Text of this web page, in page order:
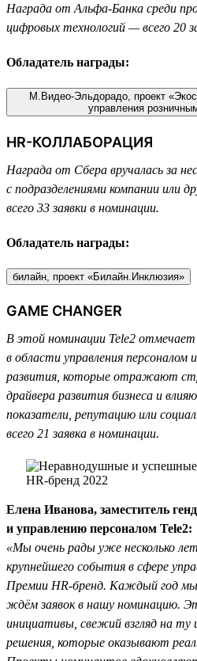
Награда от Альфа-Банка среди
цифровых технологий — всего 20
Обладатель награды:
М.Видео-Эльдорадо, проект
управления
HR-КОЛЛАБОРАЦИЯ
Награда от Сбера вручалась за
с подразделениями компании или
всего 33 заявки в номинации.
Обладатель награды:
билайн, проект «Билайн.Инклюзия»
GAME CHANGER
В этой номинации Tele2
в области управления персоналом
развития, которые отражают
драйвера развития бизнеса и
показатели, репутацию или
всего 21 заявка в номинации.
Елена Иванова, заместитель
и управлению персоналом Tele2:
«Мы очень рады уже несколько
крупнейшего события в сфере
Премии HR-бренд. Каждый год
ждём заявок в нашу номинацию.
инициативы, свежий взгляд на ту
решения, которые оказывают